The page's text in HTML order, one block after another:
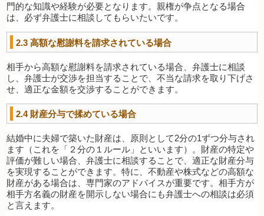
門的な知識や経験が必要となります。親権が争点となる場合
は、必ず弁護士に相談してもらいたいです。
2.3高額な慰謝料を請求されている場合
相手から高額な慰謝料を請求されている場合、弁護士に相談
し、弁護士が交渉を担当することで、不当な請求を取り下げさ
せ、適正な金額を交渉することができます。
2.4 財産分与で揉めている場合
結婚中に夫婦で築いた財産は、原則として2分の1ずつ分与され
ます（これを「２分の１ルール」といいます）。財産の特定や
評価が難しい場合、弁護士に相談することで、適正な財産分与
を実現することができます。特に、不動産や株式などの高額な
財産がある場合は、専門家のアドバイスが重要です。相手方が
相手方名義の財産を開示しない場合にも弁護士への相談は必須
と言えます。